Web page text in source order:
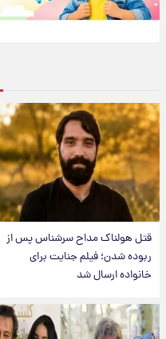
قتل هولناک مداح سرشناس پس از
ربوده شدن؛ فیلم جنایت برای
خانواده ارسال شد